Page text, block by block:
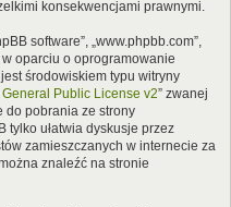
konsekwencjami prawnymi.
software”, „www.phpbb.com”,
w oparciu o oprogramowanie
środowiskiem typu witryny
Public License v2” zwanej
do pobrania ze strony
tylko ułatwia dyskusje przez
zamieszczanych w internecie za
znaleźć na stronie